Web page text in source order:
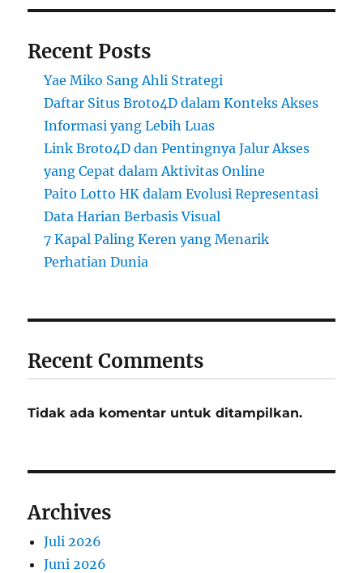
Recent Posts
Yae Miko Sang Ahli Strategi
Daftar Situs Broto4D dalam Konteks Akses
Informasi yang Lebih Luas
Link Broto4D dan Pentingnya Jalur Akses
yang Cepat dalam Aktivitas Online
Paito Lotto HK dalam Evolusi Representasi
Data Harian Berbasis Visual
7 Kapal Paling Keren yang Menarik
Perhatian Dunia
Recent Comments
Tidak ada komentar untuk ditampilkan.
Archives
Juli 2026
Juni 2026